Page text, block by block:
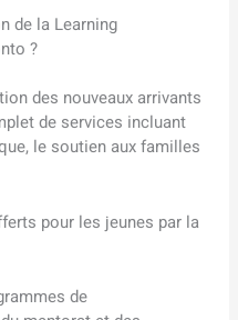
de la Learning
?
des nouveaux arrivants
de services incluant
le soutien aux familles
pour les jeunes par la
de